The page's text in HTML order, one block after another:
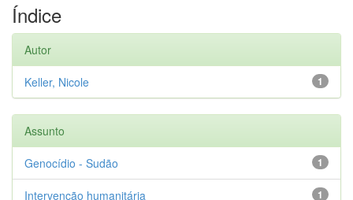
Índice
Autor
1
Keller, Nicole
Assunto
1
Genocídio - Sudão
1
Intervenção humanitária